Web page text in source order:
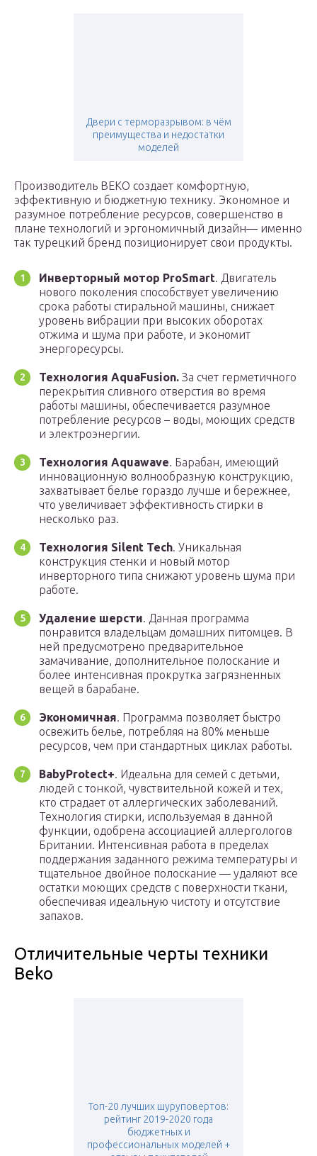
Двери с терморазрывом: в чём
преимущества и недостатки
моделей
Производитель ВЕКО создает комфортную,
эффективную и бюджетную технику. Экономное и
разумное потребление ресурсов, совершенство в
плане технологий и эргономичный дизайн— именно
так турецкий бренд позиционирует свои продукты.
Инверторный мотор ProSmart. Двигатель
нового поколения способствует увеличению
срока работы стиральной машины, снижает
уровень вибрации при высоких оборотах
отжима и шума при работе, и экономит
энергоресурсы.
Технология AquaFusion. За счет герметичного
перекрытия сливного отверстия во время
работы машины, обеспечивается разумное
потребление ресурсов – воды, моющих средств
и электроэнергии.
Технология Aquawave. Барабан, имеющий
инновационную волнообразную конструкцию,
захватывает белье гораздо лучше и бережнее,
что увеличивает эффективность стирки в
несколько раз.
Технология Silent Tech. Уникальная
конструкция стенки и новый мотор
инверторного типа снижают уровень шума при
работе.
Удаление шерсти. Данная программа
понравится владельцам домашних питомцев. В
ней предусмотрено предварительное
замачивание, дополнительное полоскание и
более интенсивная прокрутка загрязненных
вещей в барабане.
Экономичная. Программа позволяет быстро
освежить белье, потребляя на 80% меньше
ресурсов, чем при стандартных циклах работы.
BabyProtect+. Идеальна для семей с детьми,
людей с тонкой, чувствительной кожей и тех,
кто страдает от аллергических заболеваний.
Технология стирки, используемая в данной
функции, одобрена ассоциацией аллергологов
Британии. Интенсивная работа в пределах
поддержания заданного режима температуры и
тщательное двойное полоскание — удаляют все
остатки моющих средств с поверхности ткани,
обеспечивая идеальную чистоту и отсутствие
запахов.
Отличительные черты техники
Beko
Топ-20 лучших шуруповертов:
рейтинг 2019-2020 года
бюджетных и
профессиональных моделей +